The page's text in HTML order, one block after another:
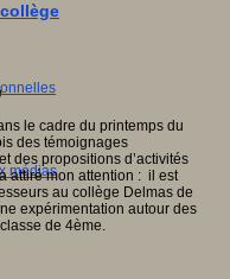
médias
le cadre du printemps du
des témoignages
des propositions d’activités
attiré mon attention : il est
au collège Delmas de
expérimentation autour des
de 4ème.